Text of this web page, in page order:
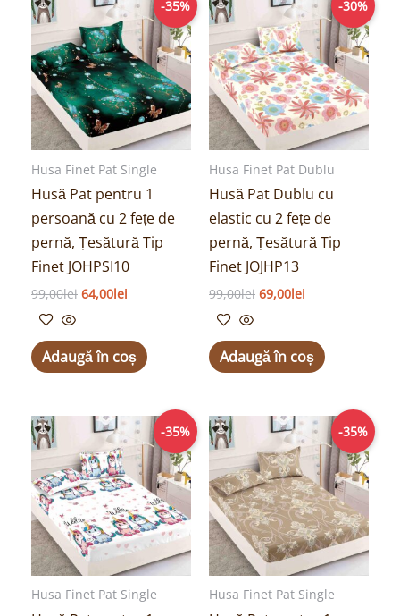
-35%
Husa Finet Pat Single
Husă Pat pentru 1
persoană cu 2 fețe de
pernă, Țesătură Tip
Finet JOHPSI10
99,00lei
inițial
a
fost:
99,00lei.
64,00lei
curent
este:
64,00lei.
Adaugă în coș
-30%
Husa Finet Pat Dublu
Husă Pat Dublu cu
elastic cu 2 fețe de
pernă, Țesătură Tip
Finet JOJHP13
99,00lei
inițial
a
fost:
99,00lei.
69,00lei
curent
este:
69,00lei.
Adaugă în coș
-35%
Husa Finet Pat Single
Prețul
inițial
a
fost:
99,00lei.
Prețul
curent
este:
64,00lei.
-35%
Husa Finet Pat Single
Prețul
inițial
a
fost:
99,00lei.
Prețul
curent
este:
64,00lei.